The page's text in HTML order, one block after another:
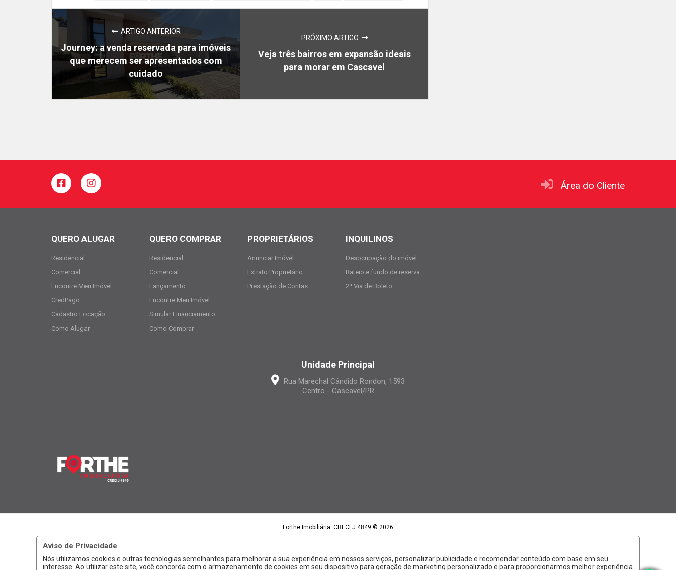
Aviso de Privacidade
Nós utilizamos cookies e outras tecnologias semelhantes para melhorar a sua experiência em nossos serviços, personalizar publicidade e recomendar conteúdo com base em seu
interesse. Ao utilizar este site, você concorda com o armazenamento de cookies em seu dispositivo para geração de marketing personalizado e para proporcionarmos melhor experiência
ARTIGO ANTERIOR
Journey: a venda reservada para imóveis
que merecem ser apresentados com
cuidado
PRÓXIMO ARTIGO
Veja três bairros em expansão ideais
para morar em Cascavel
Área do Cliente
QUERO ALUGAR
Residencial
Comercial
Encontre Meu Imóvel
CredPago
Cadastro Locação
Como Alugar
QUERO COMPRAR
Residencial
Comercial
Lançamento
Encontre Meu Imóvel
Simular Financiamento
Como Comprar
PROPRIETÁRIOS
Anunciar Imóvel
Extrato Proprietário
Prestação de Contas
INQUILINOS
Desocupação do imóvel
Rateio e fundo de reserva
2ª Via de Boleto
Unidade Principal
Rua Marechal Cândido Rondon, 1593
Centro - Cascavel/PR
Forthe Imobiliária. CRECI J 4849 © 2026
Forthe Imobiliária LTDA | CNPJ 15.395.886/0001-97
Feito com
pelo time da RocketImob | Site para Imobiliária